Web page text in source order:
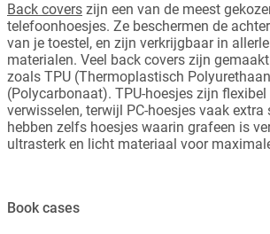
Back covers zijn een van de meest
telefoonhoesjes. Ze beschermen de
van je toestel, en zijn verkrijgbaar in
materialen. Veel back covers zijn
zoals TPU (Thermoplastisch
(Polycarbonaat). TPU-hoesjes zijn
verwisselen, terwijl PC-hoesjes vaak extra
hebben zelfs hoesjes waarin grafeen is
ultrasterk en licht materiaal voor
Book cases